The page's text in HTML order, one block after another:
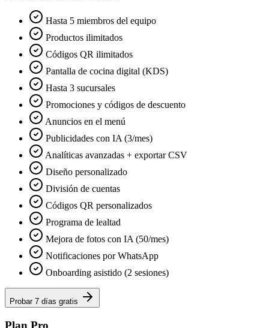
Hasta 5 miembros del equipo
Productos ilimitados
Códigos QR ilimitados
Pantalla de cocina digital (KDS)
Hasta 3 sucursales
Promociones y códigos de descuento
Anuncios en el menú
Publicidades con IA (3/mes)
Analíticas avanzadas + exportar CSV
Diseño personalizado
División de cuentas
Códigos QR personalizados
Programa de lealtad
Mejora de fotos con IA (50/mes)
Notificaciones por WhatsApp
Onboarding asistido (2 sesiones)
Probar 7 días gratis
Plan Pro